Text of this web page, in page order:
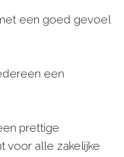
een goed gevoel
een
prettige
voor alle zakelijke